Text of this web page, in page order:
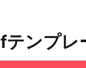
ンプレ